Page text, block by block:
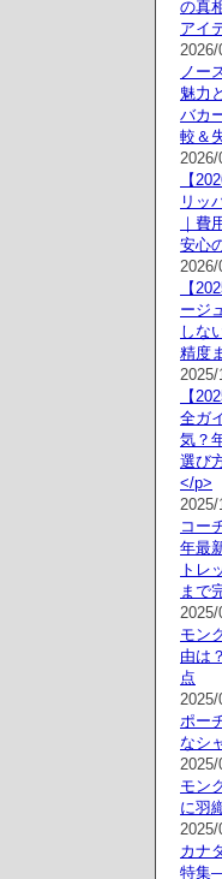
の真
アイ
2026/
ノー
魅力
バカ
較＆
2026/
【
リッ
｜費
安心
2026/
【
ージ
しな
精度
2025/
【
全ガ
気？
選び
</p>
2025/
コー
年最
トレ
まで
2025/
モン
由は
点
2025/
ポー
なシ
2025/
モン
に羽
2025/
カナ
特集